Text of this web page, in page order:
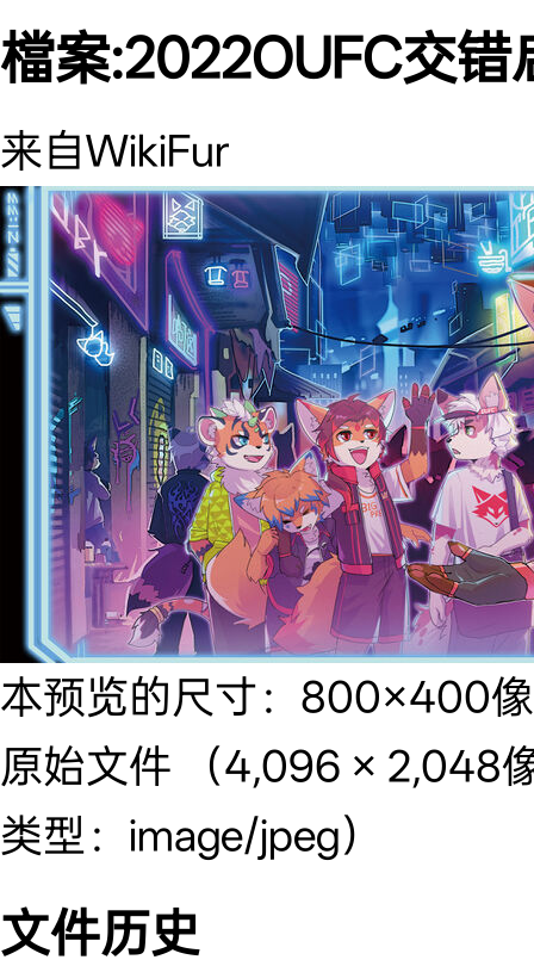
檔案:2022OUFC交错
来自WikiFur
本预览的尺寸： 800×400
原始文件
（4,096 × 2,048
类型：image/jpeg）
文件历史